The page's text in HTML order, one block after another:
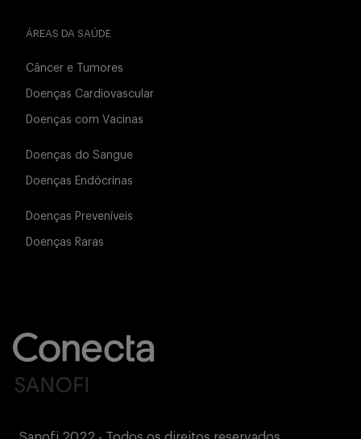
ÁREAS DA SAÚDE
Câncer e Tumores
Doenças Cardiovascular
Doenças com Vacinas
Doenças do Sangue
Doenças Endócrinas
Doenças Preveníveis
Doenças Raras